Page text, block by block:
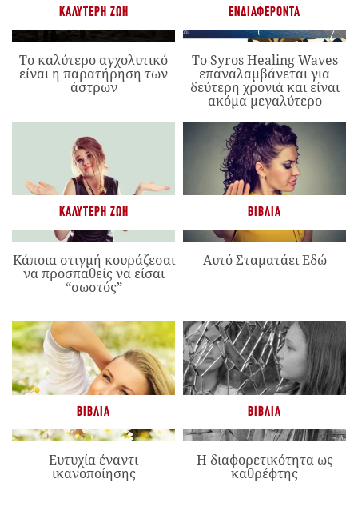
ΚΑΛΎΤΕΡΗ ΖΩΉ
Το καλύτερο αγχολυτικό
είναι η παρατήρηση των
άστρων
ΕΝΔΙΑΦΈΡΟΝΤΑ
Το Syros Healing Waves
επαναλαμβάνεται για
δεύτερη χρονιά και είναι
ακόμα μεγαλύτερο
ΚΑΛΎΤΕΡΗ ΖΩΉ
Κάποια στιγμή κουράζεσαι
να προσπαθείς να είσαι
“σωστός”
ΒΙΒΛΊΑ
Αυτό Σταματάει Εδώ
ΒΙΒΛΊΑ
Ευτυχία έναντι
ικανοποίησης
ΒΙΒΛΊΑ
Η διαφορετικότητα ως
καθρέφτης